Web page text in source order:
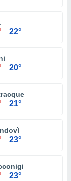
22°
20°
21°
23°
23°